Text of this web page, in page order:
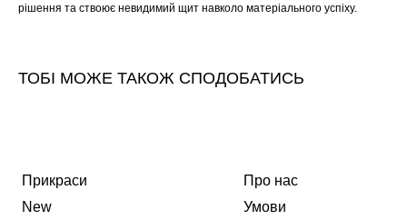
рішення та ствоює невидимий щит навколо матеріального успіху.
ТОБІ МОЖЕ ТАКОЖ СПОДОБАТИСЬ
Прикраси
New
Про нас
Умови